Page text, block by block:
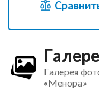
Галерея
«Менора»